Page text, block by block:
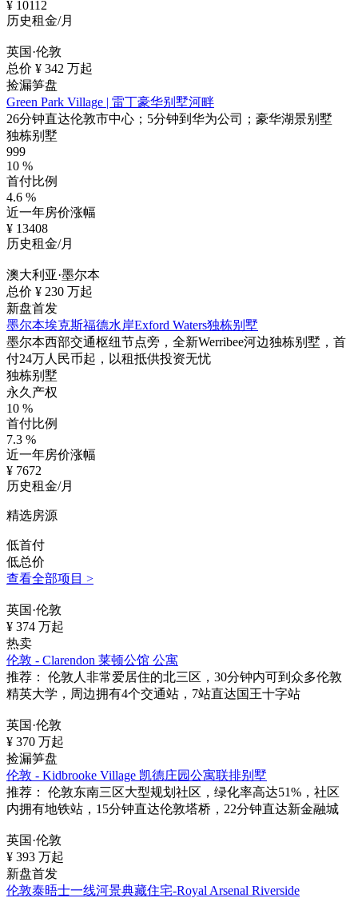
¥ 10112
历史租金/月
英国·伦敦
总价 ¥ 342 万起
捡漏笋盘
Green Park Village | 雷丁豪华别墅河畔
26分钟直达伦敦市中心；5分钟到华为公司；豪华湖景别墅
独栋别墅
999
10 %
首付比例
4.6 %
近一年房价涨幅
¥ 13408
历史租金/月
澳大利亚·墨尔本
总价 ¥ 230 万起
新盘首发
墨尔本埃克斯福德水岸Exford Waters独栋别墅
墨尔本西部交通枢纽节点旁，全新Werribee河边独栋别墅，首
付24万人民币起，以租抵供投资无忧
独栋别墅
永久产权
10 %
首付比例
7.3 %
近一年房价涨幅
¥ 7672
历史租金/月
精选房源
低首付
低总价
查看全部项目 >
英国·伦敦
¥ 374 万起
热卖
伦敦 - Clarendon 莱顿公馆 公寓
推荐：
伦敦人非常爱居住的北三区，30分钟内可到众多伦敦
精英大学，周边拥有4个交通站，7站直达国王十字站
英国·伦敦
¥ 370 万起
捡漏笋盘
伦敦 - Kidbrooke Village 凯德庄园公寓联排别墅
推荐：
伦敦东南三区大型规划社区，绿化率高达51%，社区
内拥有地铁站，15分钟直达伦敦塔桥，22分钟直达新金融城
英国·伦敦
¥ 393 万起
新盘首发
伦敦泰晤士一线河景典藏住宅-Royal Arsenal Riverside